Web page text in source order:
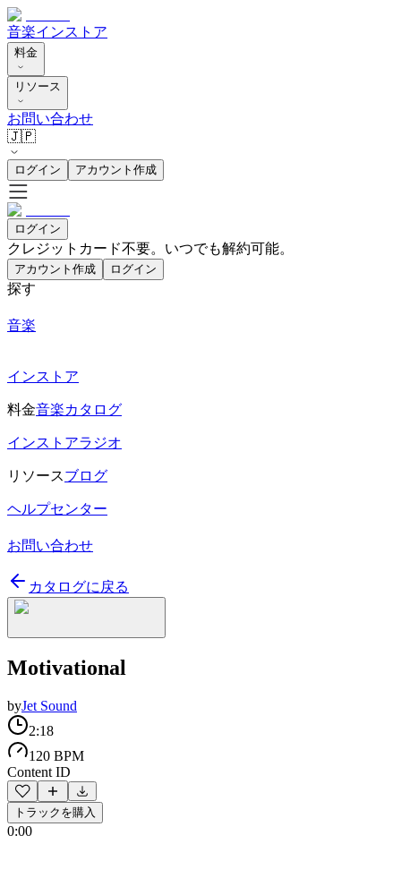
音楽インストア
料金
リソース
お問い合わせ
🇯🇵
ログイン アカウント作成
ログイン
クレジットカード不要。いつでも解約可能。
アカウント作成 ログイン
探す
音楽
インストア
料金音楽カタログ
インストアラジオ
リソースブログ
ヘルプセンター
お問い合わせ
カタログに戻る
Motivational
byJet Sound
2:18
120 BPM
Content ID
トラックを購入
0:00